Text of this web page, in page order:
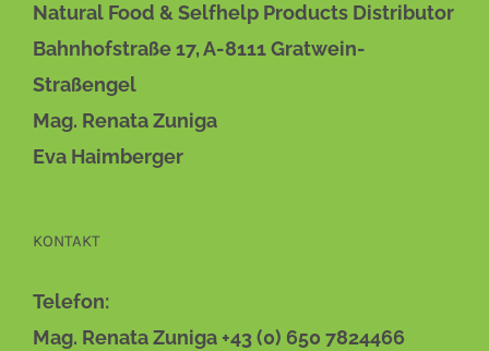
Natural Food & Selfhelp Products Distributor
Bahnhofstraße 17, A-8111 Gratwein-
Straßengel
Mag. Renata Zuniga
Eva Haimberger
KONTAKT
Telefon:
Mag. Renata Zuniga +43 (0) 650 7824466